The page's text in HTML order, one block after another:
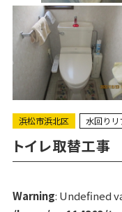
浜松市浜北区 水回りリ
トイレ取替工事
Warning : Undefined